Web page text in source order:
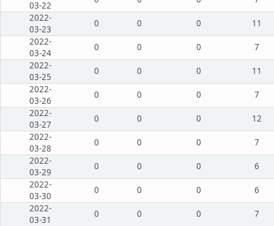
03-22
2022-
03-23
0 0 0
11
2022-
03-24
0 0 0
7
2022-
03-25
0 0 0
11
2022-
03-26
0 0 0
7
2022-
03-27
0 0 0
12
2022-
03-28
0 0 0
7
2022-
03-29
0 0 0
6
2022-
03-30
0 0 0
6
2022-
03-31
0 0 0 7